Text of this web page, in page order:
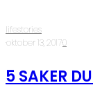
lifestories
·oktober 13, 2017·0
5 SAKER